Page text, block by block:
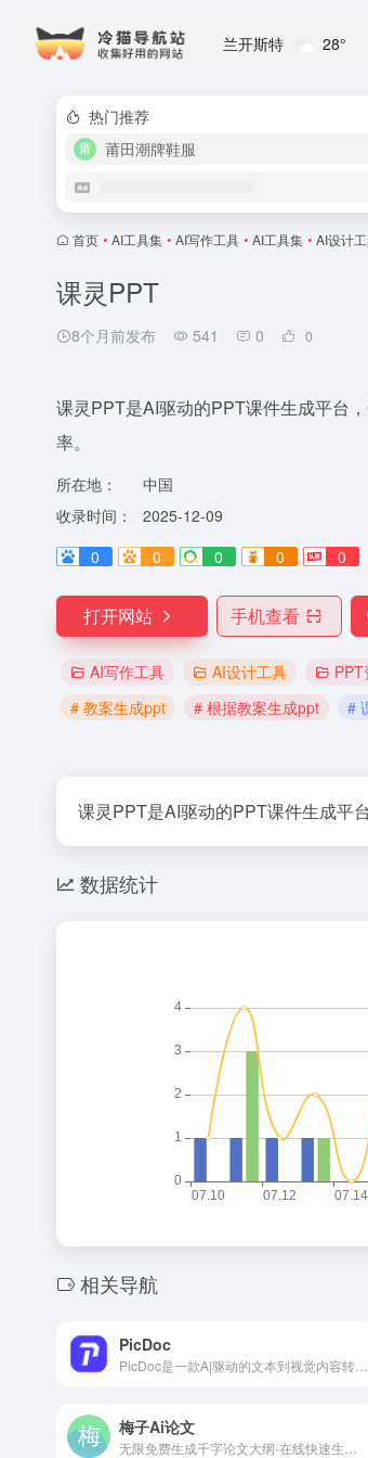
兰开斯特 28°
热门推荐
莆田潮牌鞋服
首页 • AI工具集 • AI写作工具 • AI工具集 • AI设计
课灵PPT
8个月前发布 541 0 0
课灵PPT是AI驱动的PPT课件生成平台
率。
所在地：
中国
收录时间：
2025-12-09
0
0 0 0 0
打开网站 手机查看
AI写作工具 AI设计工具
# 教案生成ppt
# 根据教案生成ppt #
课灵PPT是AI驱动的PPT课件生成平
数据统计
相关导航
PicDoc
梅子Ai论文